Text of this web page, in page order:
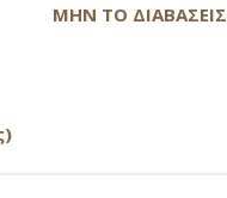
ΜΗΝ ΤΟ ΔΙΑΒΑΣΕΙΣ